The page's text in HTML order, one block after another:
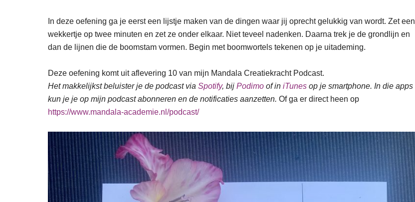
In deze oefening ga je eerst een lijstje maken van de dingen waar jij oprecht gelukkig van wordt. Zet een
wekkertje op twee minuten en zet ze onder elkaar. Niet teveel nadenken. Daarna trek je de grondlijn en
dan de lijnen die de boomstam vormen. Begin met boomwortels tekenen op je uitademing.
Deze oefening komt uit aflevering 10 van mijn Mandala Creatiekracht Podcast.
Het makkelijkst beluister je de podcast via Spotify, bij Podimo of in iTunes op je smartphone. In die apps
kun je je op mijn podcast abonneren en de notificaties aanzetten. Of ga er direct heen op
https://www.mandala-academie.nl/podcast/